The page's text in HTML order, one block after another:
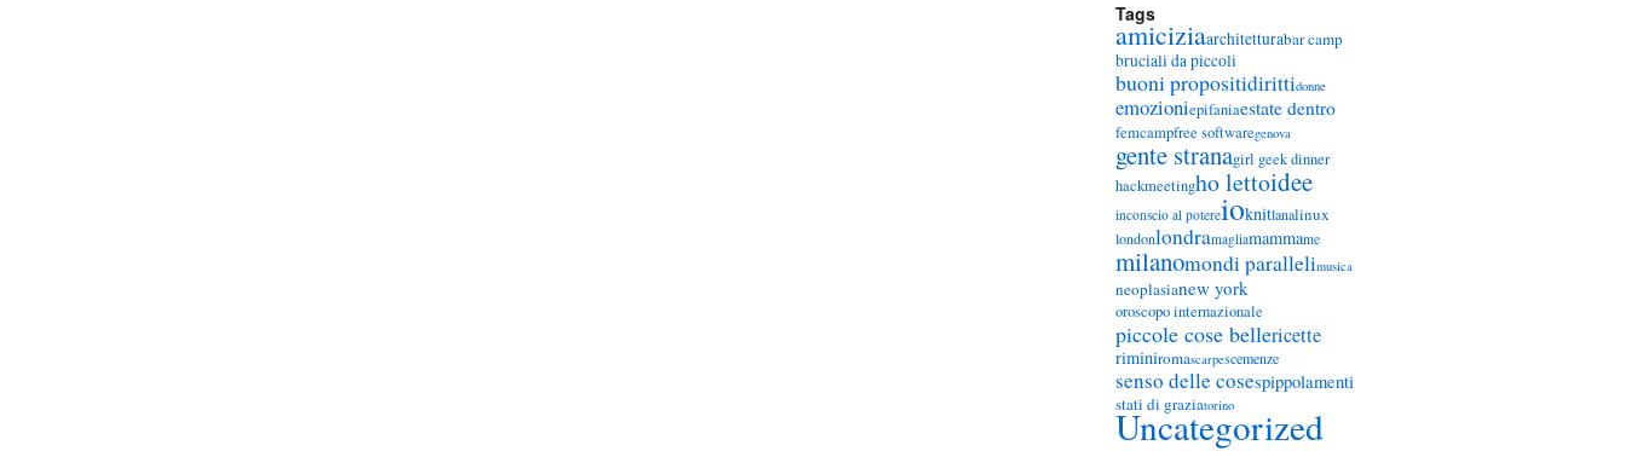
Tags
amiciziaarchitetturabar camp
bruciali da piccoli
buoni propositidirittidonne
emozioniepifaniaestate dentro
femcampfree softwaregenova
gente stranagirl geek dinner
hackmeetingho lettoidee
inconscio al potereioknitlanalinux
londonlondramagliamammame
milanomondi parallelimusica
neoplasianew york
oroscopo internazionale
piccole cose bellericette
riminiromascarpescemenze
senso delle cosespippolamenti
stati di graziatorino
Uncategorized